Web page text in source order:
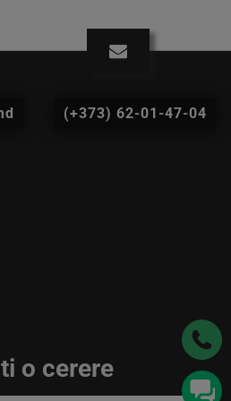
(+373) 62-01-47-04
o cerere